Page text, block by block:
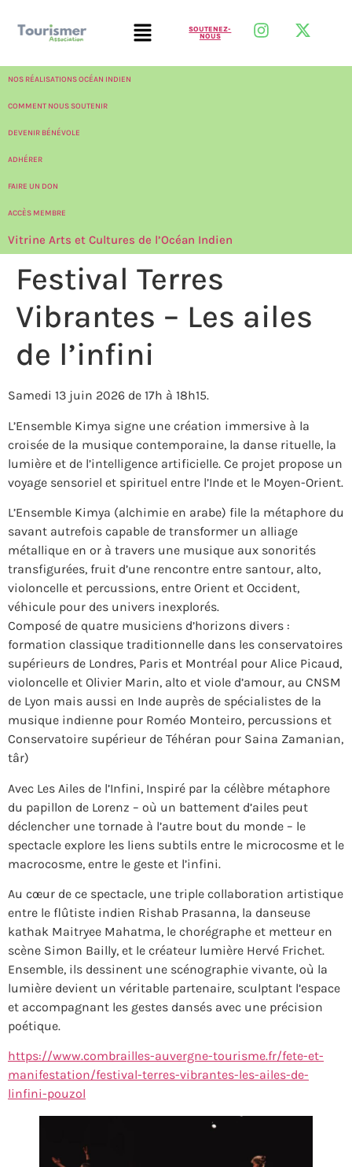
SOUTENEZ-
NOUS
NOS RÉALISATIONS OCÉAN INDIEN
COMMENT NOUS SOUTENIR
DEVENIR BÉNÉVOLE
ADHÉRER
FAIRE UN DON
ACCÈS MEMBRE
Vitrine Arts et Cultures de l’Océan Indien
Festival Terres
Vibrantes – Les ailes
de l’infini
Samedi 13 juin 2026 de 17h à 18h15.
L’Ensemble Kimya signe une création immersive à la
croisée de la musique contemporaine, la danse rituelle, la
lumière et de l’intelligence artificielle. Ce projet propose un
voyage sensoriel et spirituel entre l’Inde et le Moyen-Orient.
L’Ensemble Kimya (alchimie en arabe) file la métaphore du
savant autrefois capable de transformer un alliage
métallique en or à travers une musique aux sonorités
transfigurées, fruit d’une rencontre entre santour, alto,
violoncelle et percussions, entre Orient et Occident,
véhicule pour des univers inexplorés.
Composé de quatre musiciens d’horizons divers :
formation classique traditionnelle dans les conservatoires
supérieurs de Londres, Paris et Montréal pour Alice Picaud,
violoncelle et Olivier Marin, alto et viole d’amour, au CNSM
de Lyon mais aussi en Inde auprès de spécialistes de la
musique indienne pour Roméo Monteiro, percussions et
Conservatoire supérieur de Téhéran pour Saina Zamanian,
târ)
Avec Les Ailes de l’Infini, Inspiré par la célèbre métaphore
du papillon de Lorenz – où un battement d’ailes peut
déclencher une tornade à l’autre bout du monde – le
spectacle explore les liens subtils entre le microcosme et le
macrocosme, entre le geste et l’infini.
Au cœur de ce spectacle, une triple collaboration artistique
entre le flûtiste indien Rishab Prasanna, la danseuse
kathak Maitryee Mahatma, le chorégraphe et metteur en
scène Simon Bailly, et le créateur lumière Hervé Frichet.
Ensemble, ils dessinent une scénographie vivante, où la
lumière devient un véritable partenaire, sculptant l’espace
et accompagnant les gestes dansés avec une précision
poétique.
https://www.combrailles-auvergne-tourisme.fr/fete-et-
manifestation/festival-terres-vibrantes-les-ailes-de-
linfini-pouzol